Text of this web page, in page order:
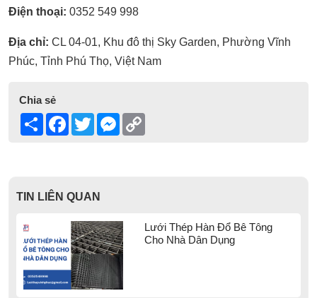
Điện thoại: 0352 549 998
Địa chỉ: CL 04-01, Khu đô thị Sky Garden, Phường Vĩnh
Phúc, Tỉnh Phú Thọ, Việt Nam
Chia sẻ
Share Facebook
TwitterMessenger
TIN LIÊN QUAN
Lưới Thép Hàn Đổ Bê Tông
Cho Nhà Dân Dụng